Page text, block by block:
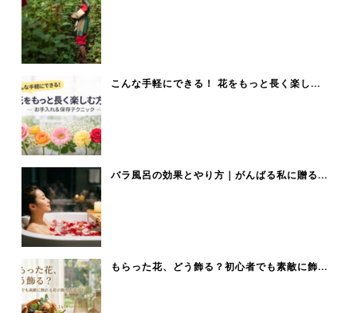
こんな手軽にできる！ 花をもっと長く楽し...
バラ風呂の効果とやり方｜がんばる私に贈る...
もらった花、どう飾る？初心者でも素敵に飾...